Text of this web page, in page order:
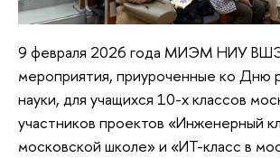
9 февраля 2026 года МИЭМ НИУ
мероприятия, приуроченные ко Дню
науки, для учащихся 10-х классов
участников проектов «Инженерный
московской школе» и «ИТ-класс в